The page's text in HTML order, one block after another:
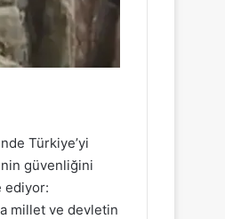
Türkiye’yi
güvenliğini
ediyor:
millet ve devletin